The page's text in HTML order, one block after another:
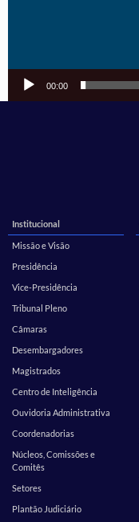
00:00
Institucional
Missão e Visão
Presidência
Vice-Presidência
Tribunal Pleno
Câmaras
Desembargadores
Magistrados
Centro de Inteligência
Ouvidoria Administrativa
Coordenadorias
Núcleos, Comissões e
Comitês
Setores
Plantão Judiciário